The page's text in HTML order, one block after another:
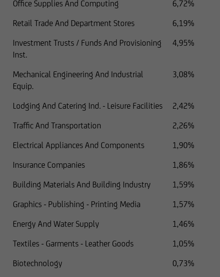
Office Supplies And Computing
6,72%
Retail Trade And Department Stores
6,19%
Investment Trusts / Funds And Provisioning
Inst.
4,95%
Mechanical Engineering And Industrial
Equip.
3,08%
Lodging And Catering Ind. - Leisure Facilities
2,42%
Traffic And Transportation
2,26%
Electrical Appliances And Components
1,90%
Insurance Companies
1,86%
Building Materials And Building Industry
1,59%
Graphics - Publishing - Printing Media
1,57%
Energy And Water Supply
1,46%
Textiles - Garments - Leather Goods
1,05%
Biotechnology
0,73%